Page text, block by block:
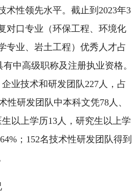
术性领先水平。截止到2023年3
对口专业（环保工程、环境化
专业、岩土工程）优秀人才占
中高级职称及注册执业资格。
业技术和研发团队227人，占
性研发团队中本科文凭78人、
以上学历13人，研究生以上学
；152名技术性研发团队得到